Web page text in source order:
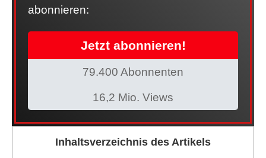
abonnieren:
Jetzt abonnieren!
79.400 Abonnenten
16,2 Mio. Views
Inhaltsverzeichnis des Artikels